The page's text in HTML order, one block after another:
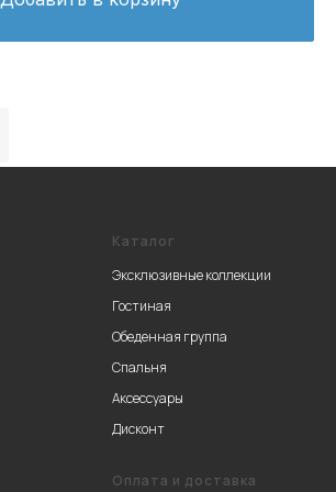
Каталог
Эксклюзивные коллекции
Гостиная
Обеденная группа
Спальня
Аксессуары
Дисконт
Оплата и доставка